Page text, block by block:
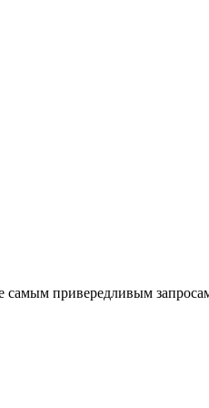
самым привередливым